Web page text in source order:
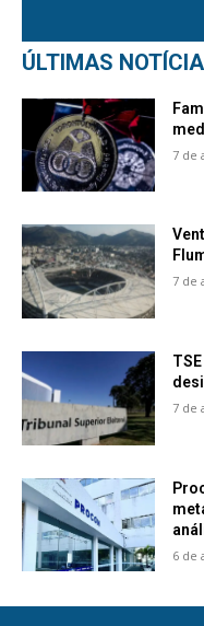
ÚLTIMAS
7 de
7 de
7 de
6 de